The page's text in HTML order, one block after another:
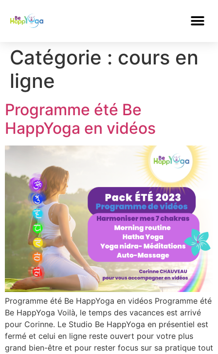
Catégorie : cours en
ligne
Programme été Be
HappYoga en vidéos
Programme été Be HappYoga en vidéos Programme été
Be HappYoga Voilà, le temps des vacances est arrivé
pour Corinne. Le Studio Be HappYoga en présentiel est
fermé et celui en ligne reste ouvert pour votre plus
grand bien-être et pour rester focus sur sa pratique tout